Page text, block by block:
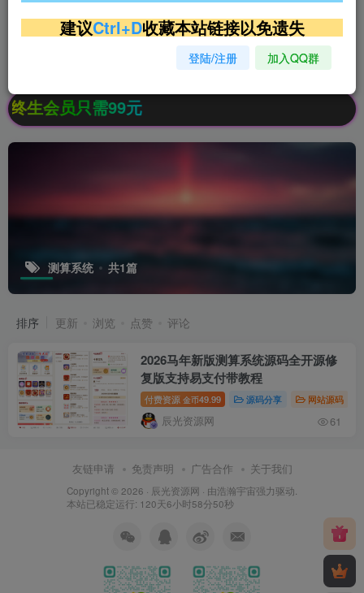
超低价文字广告位招租 超低价文字广告位招租
超低价文字广告位招租
会员只需99元
测算系统 共1篇
排序 更新 浏览 点赞 评论
2026马年新版测算系统源码全开源修
复版支持易支付带教程
付费资源 金币49.99 源码分享 网站源码
辰光资源网 61
友链申请 免责声明 广告合作 关于我们
Copyright © 2026 · 辰光资源网 · 由浩瀚宇宙强力驱动.
本站已稳定运行: 120天6小时58分51秒
建议Ctrl+D收藏本站链接以免遗失
登陆/注册 加入QQ群